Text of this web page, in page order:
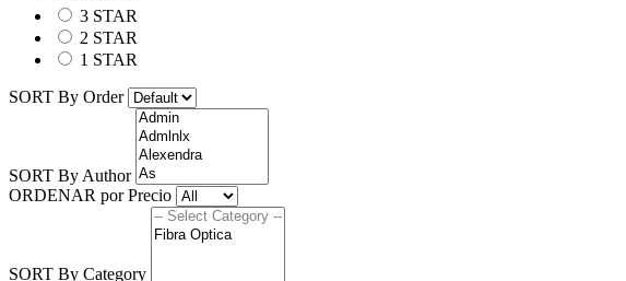
3 STAR
2 STAR
1 STAR
SORT By Order
SORT By Author
ORDENAR por Precio
SORT By Category